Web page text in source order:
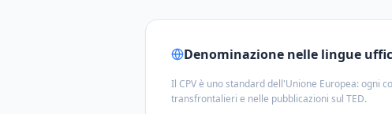
Denominazione nelle lingue
Il CPV è uno standard dell'Unione Europea: ogni
transfrontalieri e nelle pubblicazioni sul TED.